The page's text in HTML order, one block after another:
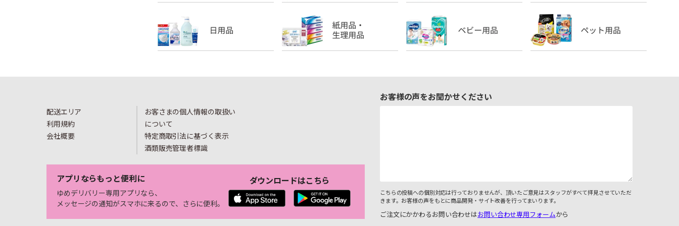
配送エリア
利用規約
会社概要
お客さまの個人情報の取扱い
について
特定商取引法に基づく表示
酒類販売管理者標識
アプリならもっと便利に
ゆめデリバリー専用アプリなら、
メッセージの通知がスマホに来るので、さらに便利。
ダウンロードはこちら
お客様の声をお聞かせください
こちらの投稿への個別対応は行っておりませんが、頂いたご意見はスタッフがすべて拝見させていただ
きます。お客様の声をもとに商品開発・サイト改善を行ってまいります。
ご注文にかかわるお問い合わせはお問い合わせ専用フォームから